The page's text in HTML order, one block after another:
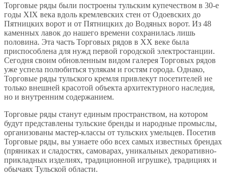
Торговые ряды были построены тульским купечеством в 30-е
годы XIX века вдоль кремлевских стен от Одоевских до
Пятницких ворот и от Пятницких до Водяных ворот. Из 48
каменных лавок до нашего времени сохранилась лишь
половина. Эта часть Торговых рядов в XX веке была
приспособлена для нужд первой городской электростанции.
Сегодня своим обновленным видом галерея Торговых рядов
уже успела полюбиться тулякам и гостям города. Однако,
Торговые ряды тульского кремля привлекут посетителей не
только внешней красотой объекта архитектурного наследия,
но и внутренним содержанием.
Торговые ряды станут единым пространством, на котором
будут представлены тульские бренды и народные промыслы,
организованы мастер-классы от тульских умельцев. Посетив
Торговые ряды, вы узнаете обо всех самых известных брендах
(пряниках и сладостях, самоварах, уникальных декоративно-
прикладных изделиях, традиционной игрушке), традициях и
обычаях Тульской области.